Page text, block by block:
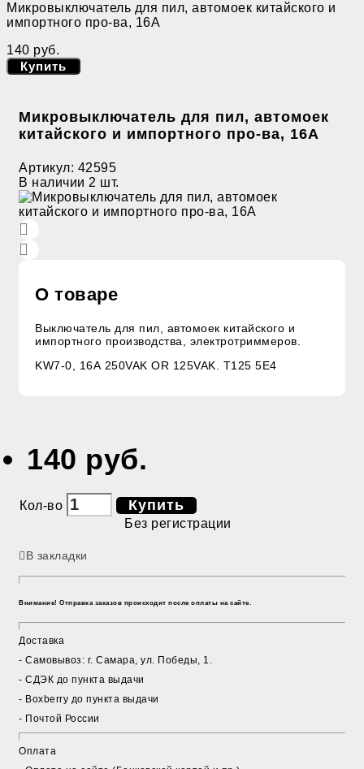
Микровыключатель для пил, автомоек китайского и
импортного про-ва, 16A
140 руб.
Купить
Микровыключатель для пил, автомоек
китайского и импортного про-ва, 16A
Артикул: 42595
В наличии 2 шт.
О товаре
Выключатель для пил, автомоек китайского и
импортного производства, электротриммеров.
KW7-0, 16А 250VAK OR 125VAK. T125 5E4
140 руб.
Кол-во Купить
Без регистрации
В закладки
Внимание! Отправка заказов происходит после оплаты на сайте.
Доставка
- Cамовывоз: г. Самара, ул. Победы, 1.
- СДЭК до пункта выдачи
- Boxberry до пункта выдачи
- Почтой России
Оплата